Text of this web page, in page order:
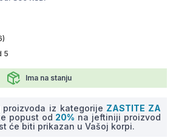
5
Ima na stanju
proizvoda iz kategorije ZASTITE ZA
popust od 20% na jeftiniji proizvod
će biti prikazan u Vašoj korpi.